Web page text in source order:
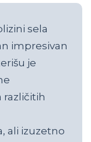
sela
impresivan
je
ali izuzetno